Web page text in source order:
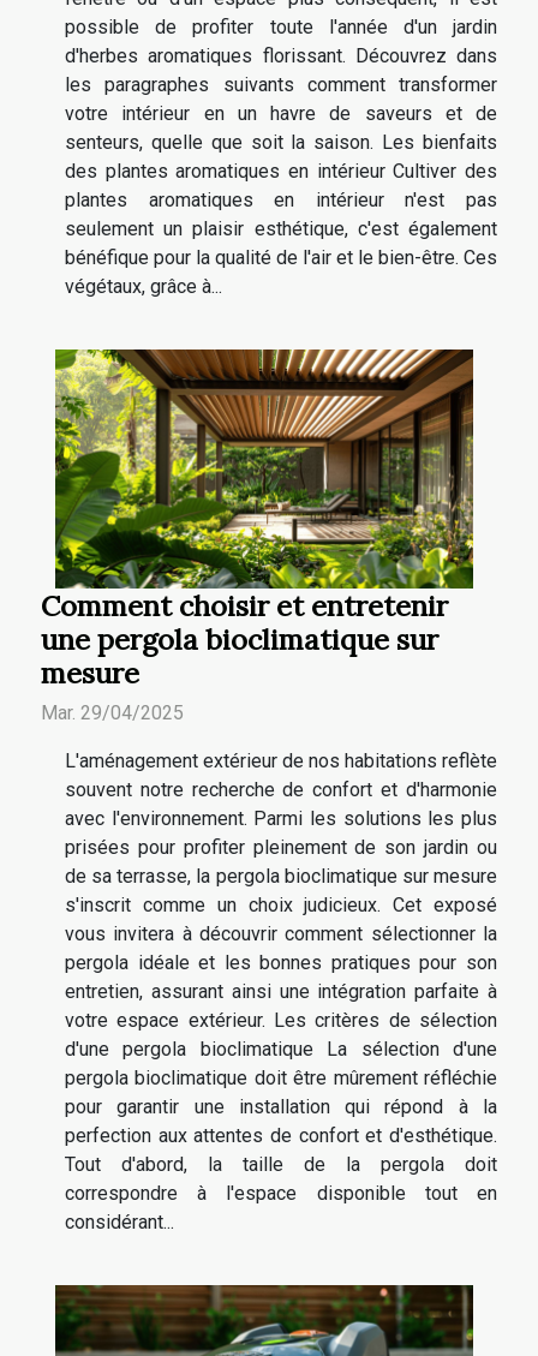
possible de profiter toute l'année d'un jardin
d'herbes aromatiques florissant. Découvrez dans
les paragraphes suivants comment transformer
votre intérieur en un havre de saveurs et de
senteurs, quelle que soit la saison. Les bienfaits
des plantes aromatiques en intérieur Cultiver des
plantes aromatiques en intérieur n'est pas
seulement un plaisir esthétique, c'est également
bénéfique pour la qualité de l'air et le bien-être. Ces
végétaux, grâce à...
Comment choisir et entretenir
une pergola bioclimatique sur
mesure
Mar. 29/04/2025
L'aménagement extérieur de nos habitations reflète
souvent notre recherche de confort et d'harmonie
avec l'environnement. Parmi les solutions les plus
prisées pour profiter pleinement de son jardin ou
de sa terrasse, la pergola bioclimatique sur mesure
s'inscrit comme un choix judicieux. Cet exposé
vous invitera à découvrir comment sélectionner la
pergola idéale et les bonnes pratiques pour son
entretien, assurant ainsi une intégration parfaite à
votre espace extérieur. Les critères de sélection
d'une pergola bioclimatique La sélection d'une
pergola bioclimatique doit être mûrement réfléchie
pour garantir une installation qui répond à la
perfection aux attentes de confort et d'esthétique.
Tout d'abord, la taille de la pergola doit
correspondre à l'espace disponible tout en
considérant...